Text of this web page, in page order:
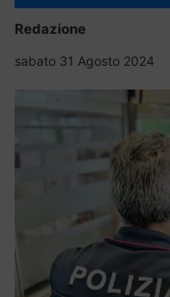
Redazione
sabato 31 Agosto 2024